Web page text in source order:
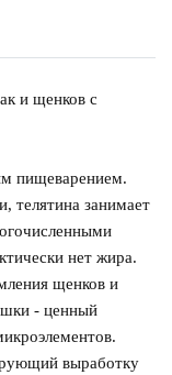
и щенков с
пищеварением.
телятина занимает
нет жира.
щенков и
- ценный
выработку